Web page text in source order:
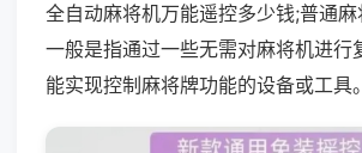
全自动麻将机万能遥控多少钱;普通
一般是指通过一些无需对麻将机进行
能实现控制麻将牌功能的设备或工具。